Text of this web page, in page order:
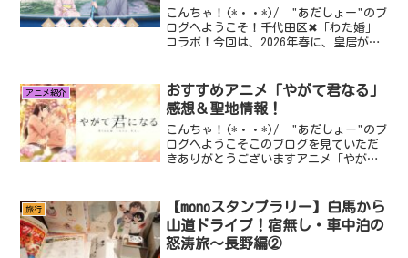
こんちゃ！(*・・*)/ "あだしょー"のブ
ログへようこそ！千代田区✖︎「わた婚」
コラボ！今回は、2026年春に、皇居が存
た...
アニメ紹介
おすすめアニメ「やがて君なる」
感想＆聖地情報！
こんちゃ！(*・・*)/ "あだしょー"のブ
ログへようこそこのブログを見ていただ
きありがとうございますアニメ「やがて
たので、その...
旅行
【monoスタンプラリー】白馬から
山道ドライブ！宿無し・車中泊の
怒涛旅〜長野編②